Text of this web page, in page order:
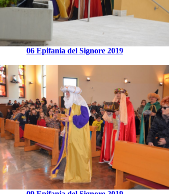
06 Epifania del Signore 2019